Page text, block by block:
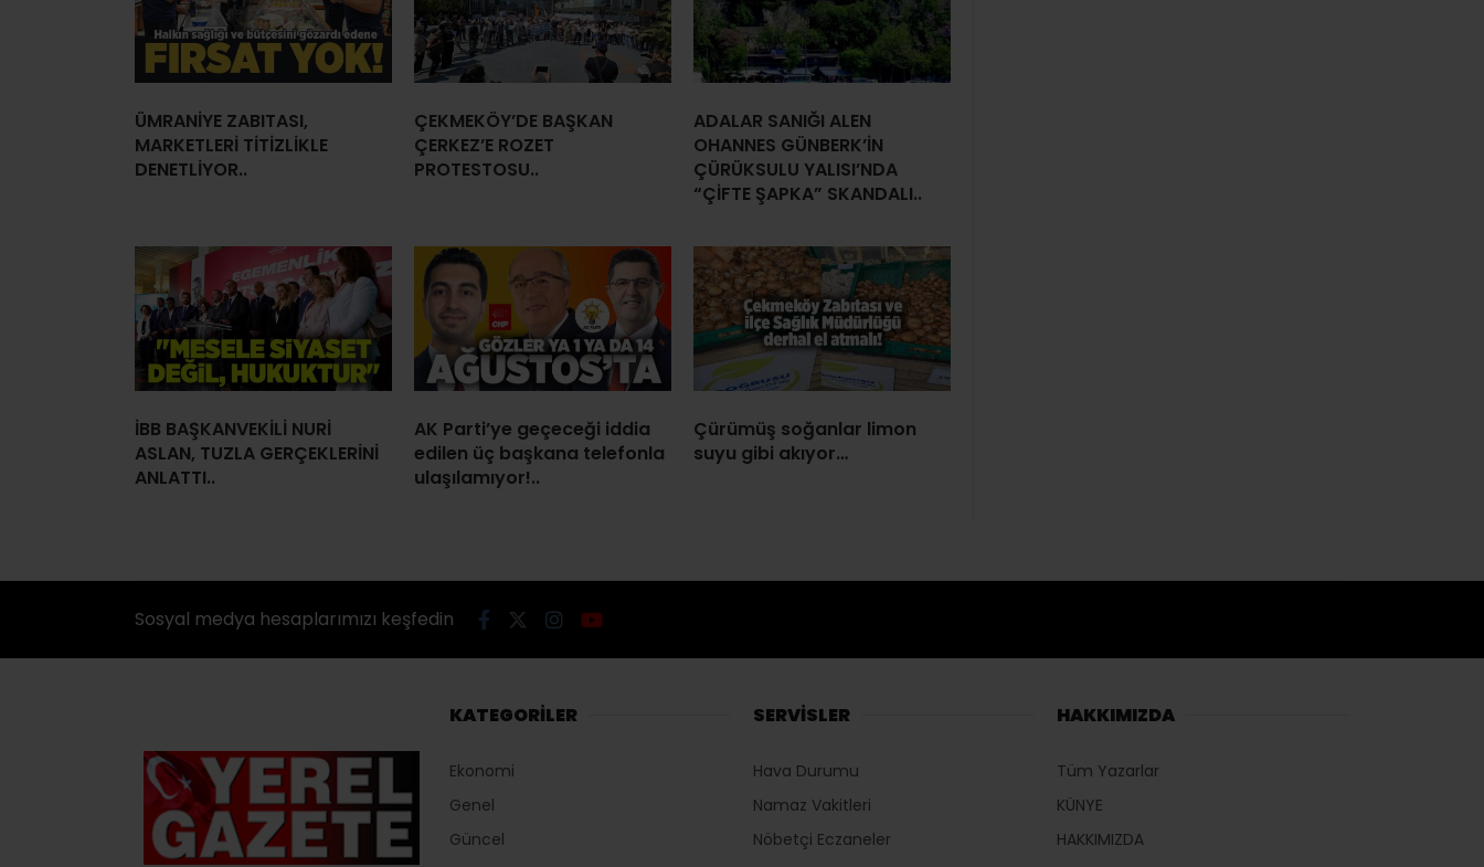
ÜMRANİYE ZABITASI,
MARKETLERİ TİTİZLİKLE
DENETLİYOR..
ÇEKMEKÖY’DE BAŞKAN
ÇERKEZ’E ROZET
PROTESTOSU..
ADALAR SANIĞI ALEN
OHANNES GÜNBERK’İN
ÇÜRÜKSULU YALISI’NDA
“ÇİFTE ŞAPKA” SKANDALI..
İBB BAŞKANVEKİLİ NURİ
ASLAN, TUZLA GERÇEKLERİNİ
ANLATTI..
AK Parti’ye geçeceği iddia
edilen üç başkana telefonla
ulaşılamıyor!..
Çürümüş soğanlar limon
suyu gibi akıyor…
Sosyal medya hesaplarımızı keşfedin
KATEGORİLER
Ekonomi
Genel
Güncel
SERVİSLER
Hava Durumu
Namaz Vakitleri
Nöbetçi Eczaneler
HAKKIMIZDA
Tüm Yazarlar
KÜNYE
HAKKIMIZDA